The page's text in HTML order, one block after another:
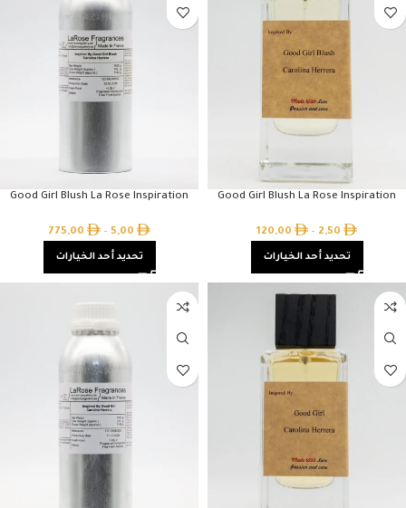
Good Girl Blush La Rose Inspiration
2,50
–
120,00
تحديد أحد الخيارات
Good Girl Blush La Rose Inspiration
5,00
–
775,00
تحديد أحد الخيارات